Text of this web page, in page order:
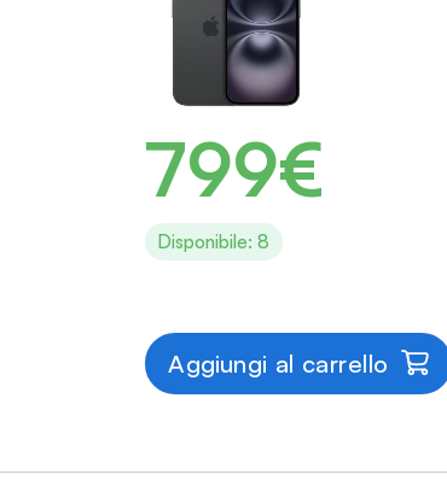
799€
Disponibile: 8
Aggiungi al carrello